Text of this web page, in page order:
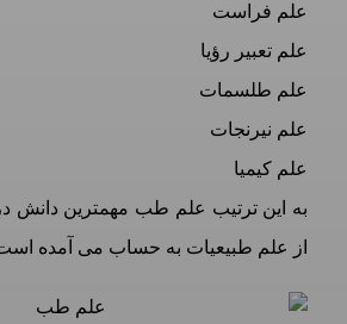
علم فراست
علم تعبير رؤيا
علم طلسمات
علم نیرنجات
علم كيميا
به این ترتیب علم طب مهمترین دانش
از علم طبیعیات به حساب می آمده